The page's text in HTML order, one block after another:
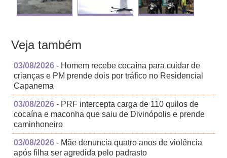
Veja também
03/08/2026 - Homem recebe cocaína para cuidar de
crianças e PM prende dois por tráfico no Residencial
Capanema
03/08/2026 - PRF intercepta carga de 110 quilos de
cocaína e maconha que saiu de Divinópolis e prende
caminhoneiro
03/08/2026 - Mãe denuncia quatro anos de violência
após filha ser agredida pelo padrasto